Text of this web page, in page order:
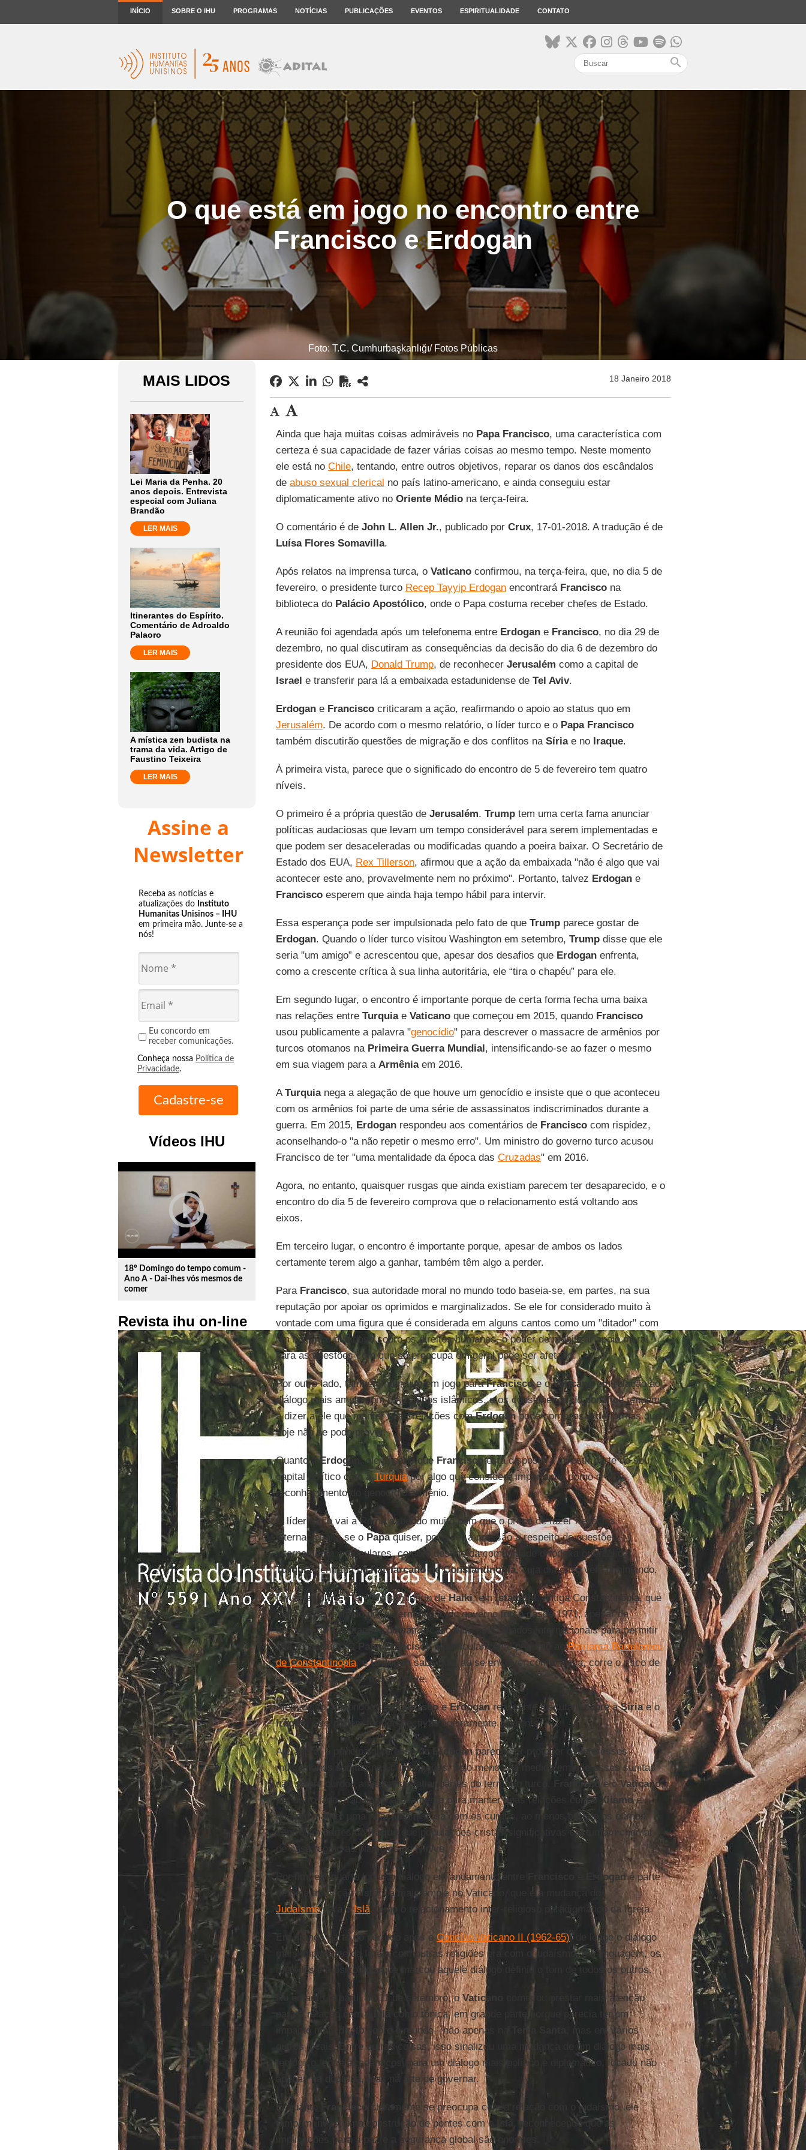
INÍCIO SOBRE O IHU PROGRAMAS NOTÍCIAS PUBLICAÇÕES EVENTOS ESPIRITUALIDADE CONTATO
search
O que está em jogo no encontro entre
Francisco e Erdogan
Foto: T.C. Cumhurbaşkanlığı/ Fotos Públicas
MAIS LIDOS
Lei Maria da Penha. 20
anos depois. Entrevista
especial com Juliana
Brandão
LER MAIS
Itinerantes do Espírito.
Comentário de Adroaldo
Palaoro
LER MAIS
A mística zen budista na
trama da vida. Artigo de
Faustino Teixeira
LER MAIS
Assine a
Newsletter
Receba as notícias e
atualizações do Instituto
Humanitas Unisinos – IHU
em primeira mão. Junte-se a
nós!
Eu concordo em
receber comunicações.
Conheça nossa Política de
Privacidade.
Vídeos IHU
play_circle_outline
18º Domingo do tempo comum -
Ano A - Dai-lhes vós mesmos de
comer
Revista ihu on-line
18 Janeiro 2018
Ainda que haja muitas coisas admiráveis no Papa Francisco, uma característica com
certeza é sua capacidade de fazer várias coisas ao mesmo tempo. Neste momento
ele está no Chile, tentando, entre outros objetivos, reparar os danos dos escândalos
de abuso sexual clerical no país latino-americano, e ainda conseguiu estar
diplomaticamente ativo no Oriente Médiona terça-feira.
O comentário é de John L. Allen Jr., publicado por Crux, 17-01-2018. A tradução é de
Luísa Flores Somavilla.
Após relatos na imprensa turca, o Vaticanoconfirmou, na terça-feira, que, no dia 5 de
fevereiro, o presidente turco Recep Tayyip Erdoganencontrará Franciscona
biblioteca do Palácio Apostólico, onde o Papa costuma receber chefes de Estado.
A reunião foi agendada após um telefonema entre Erdogane Francisco, no dia 29 de
dezembro, no qual discutiram as consequências da decisão do dia 6 de dezembro do
presidente dos EUA, Donald Trump, de reconhecer Jerusalém como a capital de
Israel e transferir para lá a embaixada estadunidense de Tel Aviv.
Erdogane Franciscocriticaram a ação, reafirmando o apoio ao status quo em
Jerusalém. De acordo com o mesmo relatório, o líder turco e o Papa Francisco
também discutirão questões de migração e dos conflitos na Síriae no Iraque.
À primeira vista, parece que o significado do encontro de 5 de fevereiro tem quatro
níveis.
O primeiro é a própria questão de Jerusalém. Trumptem uma certa fama anunciar
políticas audaciosas que levam um tempo considerável para serem implementadas e
que podem ser desaceleradas ou modificadas quando a poeira baixar. O Secretário de
Estado dos EUA, Rex Tillerson, afirmou que a ação da embaixada "não é algo que vai
acontecer este ano, provavelmente nem no próximo". Portanto, talvez Erdogane
Franciscoesperem que ainda haja tempo hábil para intervir.
Essa esperança pode ser impulsionada pelo fato de que Trumpparece gostar de
Erdogan. Quando o líder turco visitou Washington em setembro, Trumpdisse que ele
seria "um amigo” e acrescentou que, apesar dos desafios que Erdoganenfrenta,
como a crescente crítica à sua linha autoritária, ele “tira o chapéu” para ele.
Em segundo lugar, o encontro é importante porque de certa forma fecha uma baixa
nas relações entre Turquiae Vaticanoque começou em 2015, quando Francisco
usou publicamente a palavra "genocídio" para descrever o massacre de armênios por
turcos otomanos na Primeira Guerra Mundial, intensificando-se ao fazer o mesmo
em sua viagem para a Armêniaem 2016.
ATurquianega a alegação de que houve um genocídio e insiste que o que aconteceu
com os armênios foi parte de uma série de assassinatos indiscriminados durante a
guerra. Em 2015, Erdoganrespondeu aos comentários de Franciscocom rispidez,
aconselhando-o "a não repetir o mesmo erro". Um ministro do governo turco acusou
Francisco de ter "uma mentalidade da época das Cruzadas" em 2016.
Agora, no entanto, quaisquer rusgas que ainda existiam parecem ter desaparecido, e o
encontro do dia 5 de fevereiro comprova que o relacionamento está voltando aos
eixos.
Em terceiro lugar, o encontro é importante porque, apesar de ambos os lados
certamente terem algo a ganhar, também têm algo a perder.
Para Francisco, sua autoridade moral no mundo todo baseia-se, em partes, na sua
reputação por apoiar os oprimidos e marginalizados. Se ele for considerado muito à
vontade com uma figura que é considerada em alguns cantos como um "ditador" com
um histórico duvidoso sobre os direitos humanos, o poder de mobilizar apoio moral
para as questões com que se preocupa em geral pode ser afetado.
Por outro lado, também há muito em jogo paraFranciscoe oVaticanoem relação ao
diálogo mais amplo com os Estados islâmicos, e os conselheiros do pontífice tendem
a dizer a ele que manter boas relações comErdoganpode compensar de formas que
hoje não se pode prever.
Quanto aErdogan , ele já sabe que Franciscoestá disposto a investir parte do seu
capital político com aTurquiapor algo que considere importante, como o
reconhecimento do genocídio armênio.
O líder turco vai a Roma sabendo muito bem que o preço de fazer negócios
internacionais, se o Papaquiser, pode ser a pressão a respeito de questões
internamente impopulares, como o destino da comunidade ortodoxa oriental da
Turquiacentrada noPatriarcado de Constantinopla, cuja dimenso vem diminuindo.
Um exemplo é o famoso seminário deHalki, emIstambul , antiga Constantinopla, que
permanece fechado por determinação do governo turco desde 1971, apesar de
décadas de solicitações do patriarcado e de seus aliados internacionais para permitir
sua reabertura. OPapa Franciscoé particularmente próximo aoPatriarca Bartolomeu
de Constantinopla, eErdogansabe que, ao se envolver com o Papa, corre o risco de
enfrentar problemas nessa frente.
Além disso, supondo queFranciscoeErdoganrealmente discutam sobre aSíriae o
Iraque , eles podem ter perspectivas ligeiramente diferentes.
Até agora, o principal interesse de Erdoganparece ser proteger os interesses
muçulmanos sunitas nas duas nações, pelo menos na medida em que esses sunitas
não sejam curdos ameaçando fatiar partes do território turco.
Franciscoe oVaticano,
por outro lado, trabalham arduamente para manter boas relações com o
Xiismoe
querem manter uma relação amistosa com os curdos, ao menos porque os curdos
controlam partes doIraqueque populações cristãs significativas costumam chamar
de casa, como as planícies de Nínive.
Por fim, em quarto lugar, o diálogo em andamento entre Erdogané parte
de uma transição histórica mais ampla no Vaticano, que é a mudança do
Judaísmopara oIslãcomo o relacionamento inter-religioso paradigmático da Igreja.
Em grande parte do período após o Concílio Vaticano II (1962-65), de longe o diálogo
mais importante da Igreja com outras religiões era com o judaísmo, e a linguagem, os
métodos e a psicologia que marcou aquele diálogo definiu o tom de todos os outros.
No entanto, a partir do 11 de setembro, oVaticano
começou prestar mais atenção
para a relação com o
Islã
como tônica, em grande parte porque parecia ter um
impacto mais direto sobre o mundo - não apenas na
, mas em vários
outros locais. Entre outras coisas, isso sinalizou uma mudança de um diálogo mais
teológico, entre acadêmicos, para um diálogo mais político e diplomático, focado não
apenas na doutrina, mas na arte de governar.
Enquanto Francisco
claramente se preocupa com a relação com o judaísmo, ele
também investiu na construção de pontes com o
, reconhecendo que as
implicações para a paz e a segurança global são enormes.